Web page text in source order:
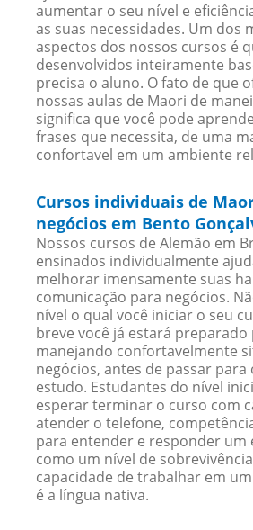
aumentar o seu nível e
as suas necessidades. Um dos
aspectos dos nossos cursos é
desenvolvidos inteiramente
precisa o aluno. O fato de que
nossas aulas de Maori de
significa que você pode
frases que necessita, de uma
confortavel em um ambiente
Cursos individuais de
negócios em Bento
Nossos cursos de Alemão em
ensinados individualmente
melhorar imensamente suas
comunicação para negócios.
nível o qual você iniciar o seu
breve você já estará
manejando confortavelmente
negócios, antes de passar para
estudo. Estudantes do nível
esperar terminar o curso com
atender o telefone,
para entender e responder um
como um nível de
capacidade de trabalhar em
é a língua nativa.